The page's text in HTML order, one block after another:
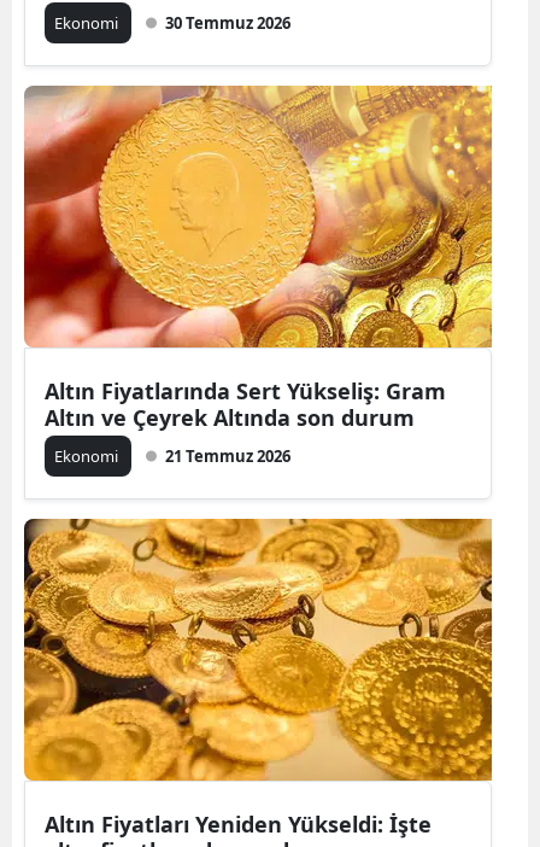
Ekonomi 30 Temmuz 2026
Altın Fiyatlarında Sert Yükseliş: Gram
Altın ve Çeyrek Altında son durum
Ekonomi 21 Temmuz 2026
Altın Fiyatları Yeniden Yükseldi: İşte